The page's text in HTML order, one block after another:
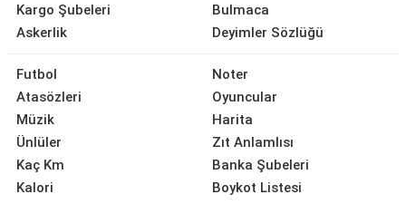
Kargo Şubeleri
Askerlik
Bulmaca
Deyimler Sözlüğü
Futbol
Atasözleri
Müzik
Ünlüler
Kaç Km
Kalori
Noter
Oyuncular
Harita
Zıt Anlamlısı
Banka Şubeleri
Boykot Listesi